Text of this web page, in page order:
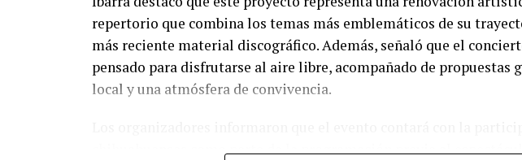
repertorio que combina los temas más emblemáticos de su
más reciente material discográfico. Además, señaló que el
pensado para disfrutarse al aire libre, acompañado de propuestas
local y una atmósfera de convivencia.
chihuahuenses como parte de la programación previa al